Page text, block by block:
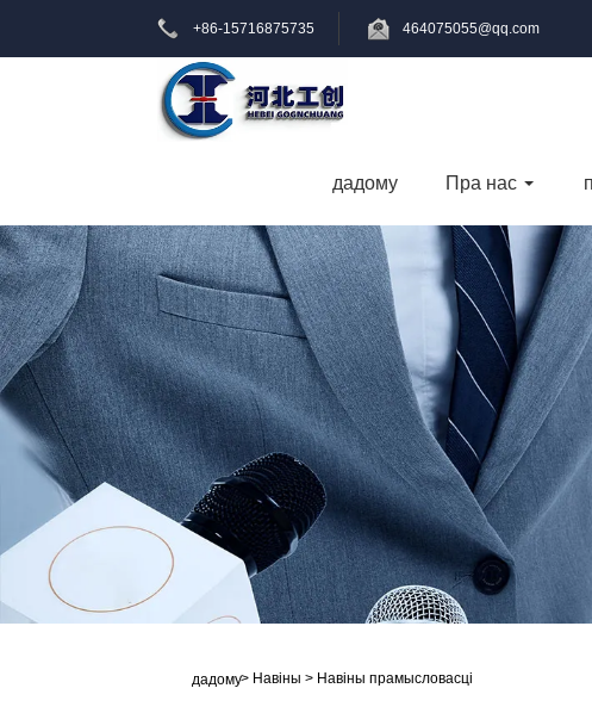
+86-15716875735 464075055@qq.com
дадому Пра нас
дадому> Навіны > Навіны прамысловасці